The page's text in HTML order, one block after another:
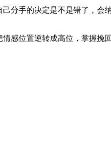
分手的决定是不是错了，会
感位置逆转成高位，掌握挽